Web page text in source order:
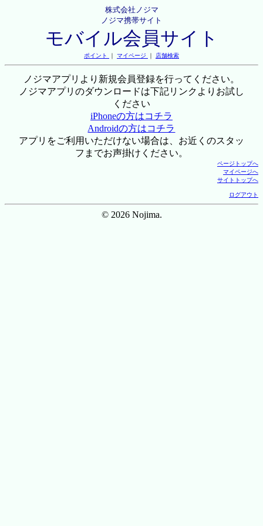
株式会社ノジマ
ノジマ携帯サイト
モバイル会員サイト
ポイント ｜ マイページ ｜ 店舗検索
ノジマアプリより新規会員登録を行ってください。
ノジマアプリのダウンロードは下記リンクよりお試し
ください
iPhoneの方はコチラ
Androidの方はコチラ
アプリをご利用いただけない場合は、お近くのスタッ
フまでお声掛けください。
ページトップへ
マイページへ
サイトトップへ
ログアウト
© 2026 Nojima.